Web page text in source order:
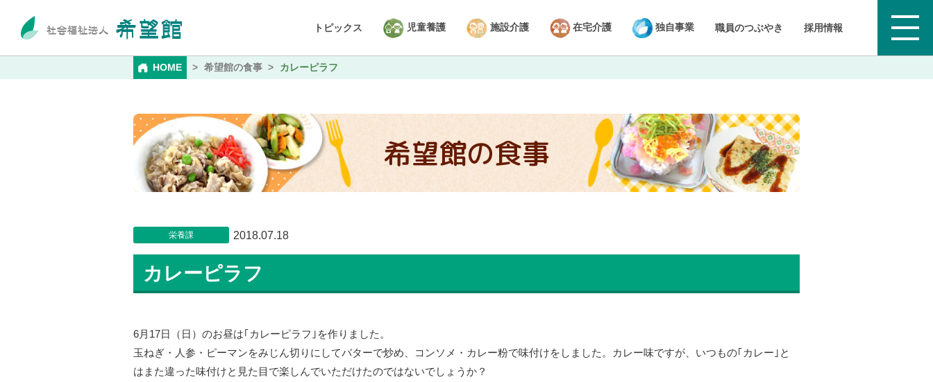
トピックス 児童養護 施設介護 在宅介護 独自事業 職員のつぶやき 採用情報
HOME 希望館の食事 カレーピラフ
希望館の食事
栄養課 2018.07.18
カレーピラフ
6月17日（日）のお昼は｢カレーピラフ｣を作りました。
玉ねぎ・人参・ピーマンをみじん切りにしてバターで炒め、コンソメ・カレー粉で味付けをしました。カレー味ですが、いつもの｢カレー｣と
はまた違った味付けと見た目で楽しんでいただけたのではないでしょうか？